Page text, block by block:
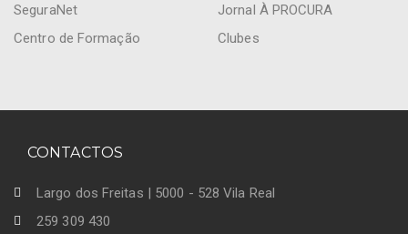
SeguraNet
Centro de Formação
Jornal À PROCURA
Clubes
CONTACTOS
Largo dos Freitas | 5000 - 528 Vila Real
259 309 430